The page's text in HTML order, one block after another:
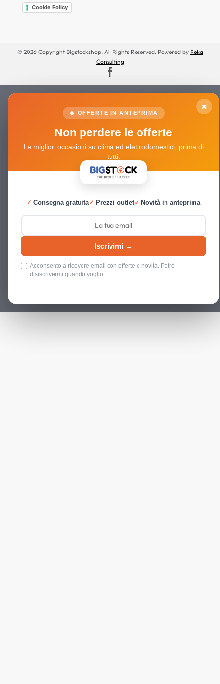
Cookie Policy
© 2026 Copyright Bigstockshop. All Rights Reserved. Powered by Reka
Consulting
×
🔥 OFFERTE IN ANTEPRIMA
Non perdere le offerte
Le migliori occasioni su clima ed elettrodomestici, prima di
tutti.
✓ Consegna gratuita✓ Prezzi outlet✓ Novità in anteprima
Iscrivimi →
Acconsento a ricevere email con offerte e novità. Potrò
disiscrivermi quando voglio.